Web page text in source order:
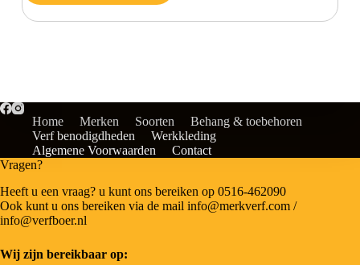
Home Merken Soorten
Behang & toebehoren
Verf benodigdheden
Werkkleding
Algemene Voorwaarden
Contact
Vragen?
Heeft u een vraag? u kunt ons bereiken op 0516-462090
Ook kunt u ons bereiken via de mail info@merkverf.com /
info@verfboer.nl
Wij zijn bereikbaar op: